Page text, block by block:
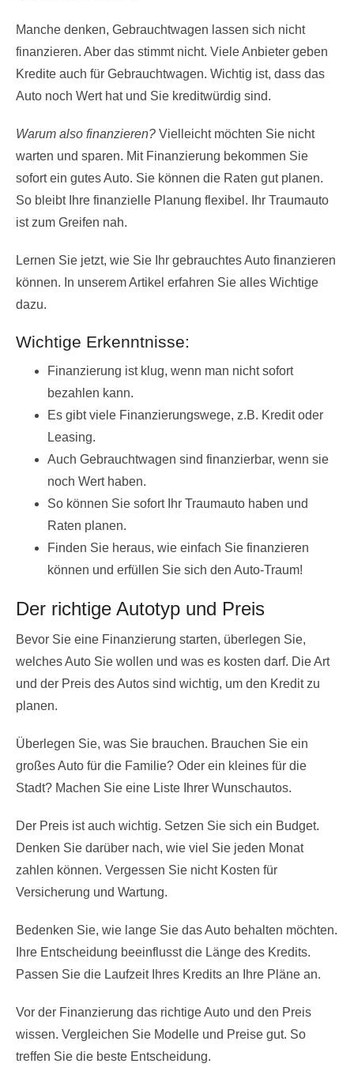
Manche denken, Gebrauchtwagen lassen sich nicht
finanzieren. Aber das stimmt nicht. Viele Anbieter geben
Kredite auch für Gebrauchtwagen. Wichtig ist, dass das
Auto noch Wert hat und Sie kreditwürdig sind.
Warum also finanzieren? Vielleicht möchten Sie nicht
warten und sparen. Mit Finanzierung bekommen Sie
sofort ein gutes Auto. Sie können die Raten gut planen.
So bleibt Ihre finanzielle Planung flexibel. Ihr Traumauto
ist zum Greifen nah.
Lernen Sie jetzt, wie Sie Ihr gebrauchtes Auto finanzieren
können. In unserem Artikel erfahren Sie alles Wichtige
dazu.
Wichtige Erkenntnisse:
Finanzierung ist klug, wenn man nicht sofort
bezahlen kann.
Es gibt viele Finanzierungswege, z.B. Kredit oder
Leasing.
Auch Gebrauchtwagen sind finanzierbar, wenn sie
noch Wert haben.
So können Sie sofort Ihr Traumauto haben und
Raten planen.
Finden Sie heraus, wie einfach Sie finanzieren
können und erfüllen Sie sich den Auto-Traum!
Der richtige Autotyp und Preis
Bevor Sie eine Finanzierung starten, überlegen Sie,
welches Auto Sie wollen und was es kosten darf. Die Art
und der Preis des Autos sind wichtig, um den Kredit zu
planen.
Überlegen Sie, was Sie brauchen. Brauchen Sie ein
großes Auto für die Familie? Oder ein kleines für die
Stadt? Machen Sie eine Liste Ihrer Wunschautos.
Der Preis ist auch wichtig. Setzen Sie sich ein Budget.
Denken Sie darüber nach, wie viel Sie jeden Monat
zahlen können. Vergessen Sie nicht Kosten für
Versicherung und Wartung.
Bedenken Sie, wie lange Sie das Auto behalten möchten.
Ihre Entscheidung beeinflusst die Länge des Kredits.
Passen Sie die Laufzeit Ihres Kredits an Ihre Pläne an.
Vor der Finanzierung das richtige Auto und den Preis
wissen. Vergleichen Sie Modelle und Preise gut. So
treffen Sie die beste Entscheidung.